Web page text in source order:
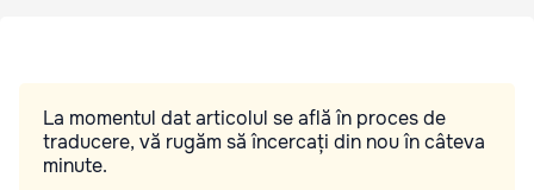
La momentul dat articolul se află în proces de
traducere, vă rugăm să încercați din nou în câteva
minute.